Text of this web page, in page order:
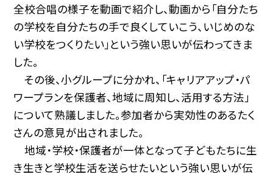
全校合唱の様子を動画で紹介し、動画から「自分たち
の学校を自分たちの手で良くしていこう、いじめのな
い学校をつくりたい」という強い思いが伝わってきま
した。
その後、小グループに分かれ、「キャリアアップ・パ
ワープランを保護者、地域に周知し、活用する方法」
について熟議しました。参加者から実効性のあるたく
さんの意見が出されました。
地域・学校・保護者が一体となって子どもたちに生
き生きと学校生活を送らせたいという強い思いが伝